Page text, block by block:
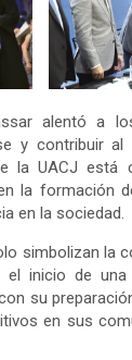
alentó a
y contribuir
la UACJ está
la formación
en la sociedad.
simbolizan la
el inicio de
su
en sus